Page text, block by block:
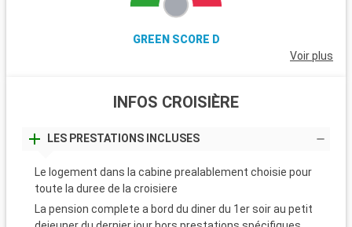
GREEN SCORE D
Voir plus
INFOS CROISIÈRE
LES PRESTATIONS INCLUSES
Le logement dans la cabine prealablement choisie pour
toute la duree de la croisiere
La pension complete a bord du diner du 1er soir au petit